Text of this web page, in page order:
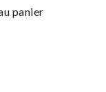
panier